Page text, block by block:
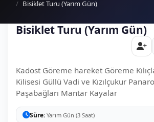
Bisiklet Turu (Yarım Gün)
Bisiklet Turu (Yarım Gün)
Kadost Göreme hareket Göreme
Kilisesi Güllü Vadi ve Kızılçukur
Paşabağları Mantar Kayalar
Süre Yarım Gün (3 Saat)